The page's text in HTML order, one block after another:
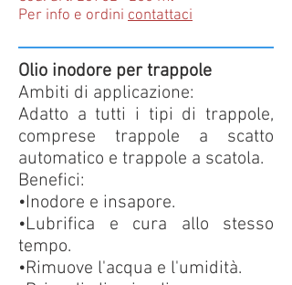
Per info e ordini contattaci
Olio inodore per trappole
Ambiti di applicazione:
Adatto a tutti i tipi di trappole,
comprese trappole a scatto
automatico e trappole a scatola.
Benefici:
•Inodore e insapore.
•Lubrifica e cura allo stesso
tempo.
•Rimuove l'acqua e l'umidità.